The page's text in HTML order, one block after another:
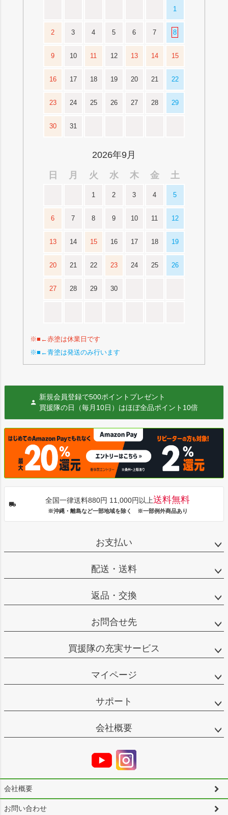
1
2 3 4 5 6 7 8
9 10 11 12 13 14 15
16 17 18 19 20 21 22
23 24 25 26 27 28 29
30 31
2026年9月
日
月 火 水 木 金 土
1 2 3 4 5
6 7 8 9 10 11 12
13 14 15 16 17 18 19
20 21 22 23 24 25 26
27 28 29 30
※■←赤塗は休業日です
※■←青塗は発送のみ行います
新規会員登録で500ポイントプレゼント
買援隊の日（毎月10日）はほぼ全品ポイント10倍
全国一律送料880円 11,000円以上送料無料
※沖縄・離島など一部地域を除く ※一部例外商品あり
お支払い
配送・送料
返品・交換
お問合せ先
買援隊の充実サービス
マイページ
サポート
会社概要
会社概要
お問い合わせ